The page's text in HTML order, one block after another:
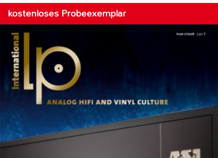
kostenloses Probeexemplar